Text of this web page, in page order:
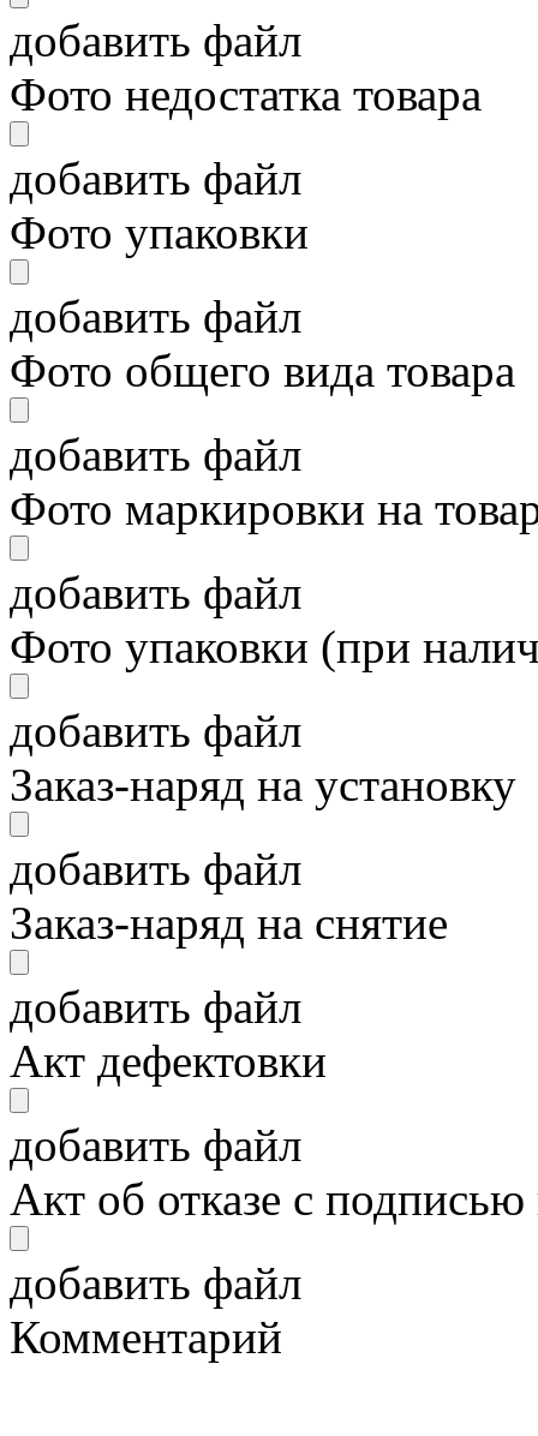
добавить файл
Фото недостатка товара
добавить файл
Фото упаковки
добавить файл
Фото общего вида товара
добавить файл
Фото маркировки на
добавить файл
Фото упаковки (при
добавить файл
Заказ-наряд на установку
добавить файл
Заказ-наряд на снятие
добавить файл
Акт дефектовки
добавить файл
Акт об отказе с
добавить файл
Комментарий